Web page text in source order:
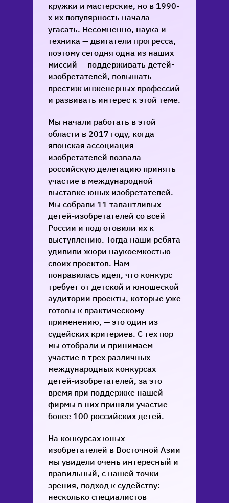
кружки и мастерские, но в 1990-
х их популярность начала
угасать. Несомненно, наука и
техника — двигатели прогресса,
поэтому сегодня одна из наших
миссий — поддерживать детей-
изобретателей, повышать
престиж инженерных профессий
и развивать интерес к этой теме.
Мы начали работать в этой
области в 2017 году, когда
японская ассоциация
изобретателей позвала
российскую делегацию принять
участие в международной
выставке юных изобретателей.
Мы собрали 11 талантливых
детей-изобретателей со всей
России и подготовили их к
выступлению. Тогда наши ребята
удивили жюри наукоемкостью
своих проектов. Нам
понравилась идея, что конкурс
требует от детской и юношеской
аудитории проекты, которые уже
готовы к практическому
применению, — это один из
судейских критериев. С тех пор
мы отобрали и принимаем
участие в трех различных
международных конкурсах
детей-изобретателей, за это
время при поддержке нашей
фирмы в них приняли участие
более 100 российских детей.
На конкурсах юных
изобретателей в Восточной Азии
мы увидели очень интересный и
правильный, с нашей точки
зрения, подход к судейству:
несколько специалистов